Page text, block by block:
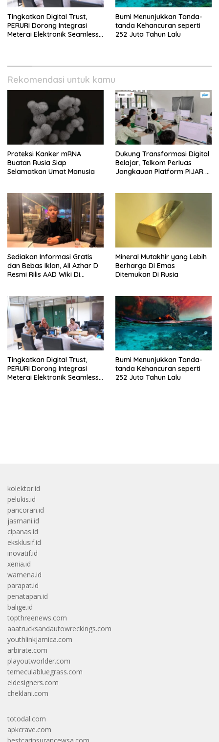
Tingkatkan Digital Trust,
PERURI Dorong Integrasi
Meterai Elektronik Seamless
Bumi Menunjukkan Tanda-
tanda Kehancuran seperti
252 Juta Tahun Lalu
Rekomendasi untuk kamu
Proteksi Kanker mRNA
Buatan Rusia Siap
Selamatkan Umat Manusia
Dukung Transformasi Digital
Belajar, Telkom Perluas
Jangkauan Platform PIJAR Di
Sediakan Informasi Gratis
dan Bebas Iklan, Ali Azhar D
Resmi Rilis AAD Wiki Di
Mineral Mutakhir yang Lebih
Berharga Di Emas
Ditemukan Di Rusia
Tingkatkan Digital Trust,
PERURI Dorong Integrasi
Meterai Elektronik Seamless
Bumi Menunjukkan Tanda-
tanda Kehancuran seperti
252 Juta Tahun Lalu
kolektor.id
pelukis.id
pancoran.id
jasmani.id
cipanas.id
eksklusif.id
inovatif.id
xenia.id
wamena.id
parapat.id
penatapan.id
balige.id
topthreenews.com
aaatrucksandautowreckings.com
youthlinkjamica.com
arbirate.com
playoutworlder.com
temeculabluegrass.com
eldesigners.com
cheklani.com
totodal.com
apkcrave.com